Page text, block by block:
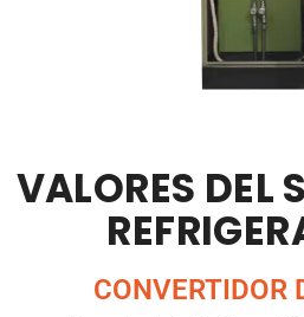
VALORES DEL
CONVERTIDOR